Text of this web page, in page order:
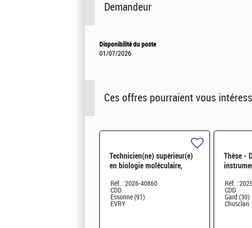
Demandeur
Disponibilité du poste
01/07/2026
Ces offres pourraient vous
Technicien(ne) supérieur(e)
en biologie moléculaire,
Réf. : 2026-40860
CDD
Essonne (91)
EVRY
Thèse -
situ de
Réf. :
CDD
Gard (30)
Chusclan